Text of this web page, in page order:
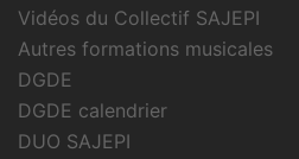
Vidéos du Collectif SAJEPI
Autres formations musicales
DGDE
DGDE calendrier
DUO SAJEPI